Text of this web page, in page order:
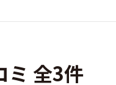
全3件